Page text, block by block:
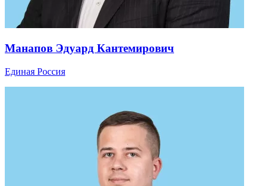
Манапов Эдуард Кантемирович
Единая Россия